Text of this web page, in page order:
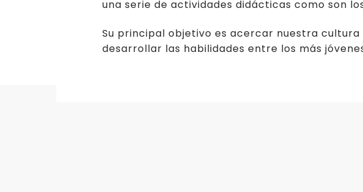
una serie de actividades didácticas como son
Su principal objetivo es acercar nuestra
desarrollar las habilidades entre los más